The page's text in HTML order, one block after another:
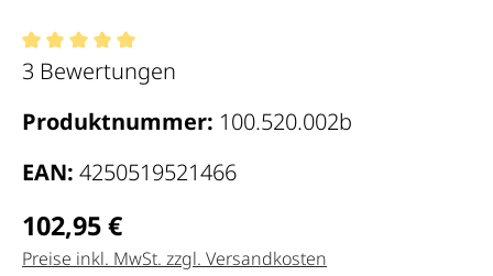
Durchschnittliche Bewertung von 5 von 5 Sternen
3 Bewertungen
Produktnummer: 100.520.002b
EAN: 4250519521466
Regulärer Preis:
102,95 €
Preise inkl. MwSt. zzgl. Versandkosten